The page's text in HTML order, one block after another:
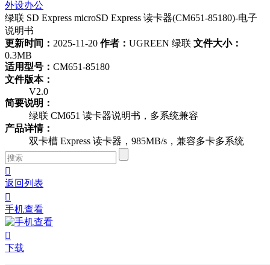
外设办公
绿联 SD Express microSD Express 读卡器(CM651-85180)-电子
说明书
更新时间： 2025-11-20 作者： UGREEN 绿联 文件大小：
0.3MB
适用型号： CM651-85180
文件版本：
V2.0
简要说明：
绿联 CM651 读卡器说明书，多系统兼容
产品详情：
双卡槽 Express 读卡器，985MB/s，兼容多卡多系统

返回列表

手机查看

下载